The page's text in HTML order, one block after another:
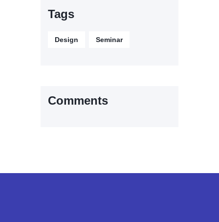
Tags
Design Seminar
Comments